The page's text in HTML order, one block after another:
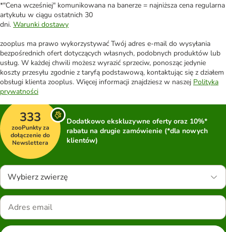
*"Cena wcześniej" komunikowana na banerze = najniższa cena regularna
artykułu w ciągu ostatnich 30
dni. Warunki dostawy
zooplus ma prawo wykorzystywać Twój adres e-mail do wysyłania
bezpośrednich ofert dotyczących własnych, podobnych produktów lub
usług. W każdej chwili możesz wyrazić sprzeciw, ponosząc jedynie
koszty przesyłu zgodnie z taryfą podstawową, kontaktując się z działem
obsługi klienta zooplus. Więcej informacji znajdziesz w naszej Polityka
prywatności
333
zooPunkty za
dołączenie do
Newslettera
Dodatkowo ekskluzywne oferty oraz 10%*
rabatu na drugie zamówienie (*dla nowych
klientów)
Wybierz zwierzę